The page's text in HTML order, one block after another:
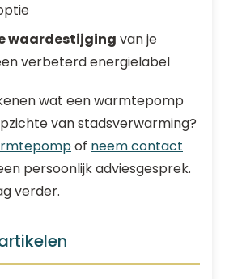
waardestijging van je
verbeterd energielabel
wat een warmtepomp
van stadsverwarming?
of neem contact
persoonlijk adviesgesprek.
verder.